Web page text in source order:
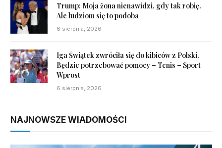
Trump: Moja żona nienawidzi, gdy tak robię.
Ale ludziom się to podoba
6 sierpnia, 2026
Iga Świątek zwróciła się do kibiców z Polski.
Będzie potrzebować pomocy – Tenis – Sport
Wprost
6 sierpnia, 2026
NAJNOWSZE WIADOMOŚCI